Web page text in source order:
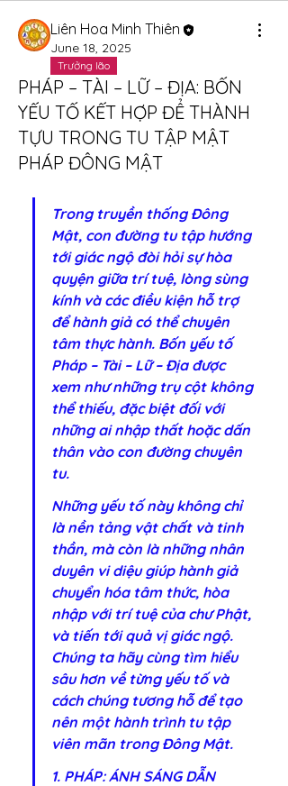
Liên Hoa Minh Thiên
June 18, 2025
Trưởng lão
PHÁP – TÀI – LỮ – ĐỊA: BỐN
YẾU TỐ KẾT HỢP ĐỂ THÀNH
TỰU TRONG TU TẬP MẬT
PHÁP ĐÔNG MẬT
Trong truyền thống Đông
Mật, con đường tu tập hướng
tới giác ngộ đòi hỏi sự hòa
quyện giữa trí tuệ, lòng sùng
kính và các điều kiện hỗ trợ
để hành giả có thể chuyên
tâm thực hành. Bốn yếu tố
Pháp – Tài – Lữ – Địa được
xem như những trụ cột không
thể thiếu, đặc biệt đối với
những ai nhập thất hoặc dấn
thân vào con đường chuyên
tu.
Những yếu tố này không chỉ
là nền tảng vật chất và tinh
thần, mà còn là những nhân
duyên vi diệu giúp hành giả
chuyển hóa tâm thức, hòa
nhập với trí tuệ của chư Phật,
và tiến tới quả vị giác ngộ.
Chúng ta hãy cùng tìm hiểu
sâu hơn về từng yếu tố và
cách chúng tương hỗ để tạo
nên một hành trình tu tập
viên mãn trong Đông Mật.
1. PHÁP: ÁNH SÁNG DẪN